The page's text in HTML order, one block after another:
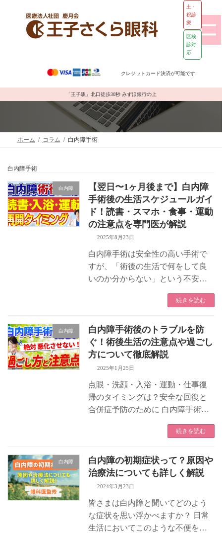
土・
祝診
療
区検
診対
応
クレジットカード決済が可能です
「王子駅」北口徒歩30秒 みずほ銀行の上
コラム
ホーム コラム 白内障手術
白内障手術
白内障
【翌日〜1ヶ月後まで】白内障
手術後の生活スケジュールガイ
ド！読書・スマホ・食事・運動
の注意点を専門医が解説
2025年8月23日
白内障手術は安全性の高い手術で
すが、「術後の生活で何をして良
いのか分からない」という不安を
お持ちの方は多いです。 ここで
は、実際に手術後に多く寄せられ
きるようにポイントをまとめま
す。 目次 […]
続きを読む
白内障
白内障手術後のトラブルを防
ぐ！術後生活の注意点や過ごし
方について徹底解説
2025年1月25日
点眼・洗顔・入浴・運動・仕事復
帰のタイミングは？安全な回復と
合併症予防のために 白内障手術は
有用な治療ですが、眼の組織はデ
症や出血などのリスクを招くこと
がありま […]
続きを読む
白内障
白内障の初期症状って？原因や
治療法についても詳しく解説
2024年3月23日
皆さまは白内障と聞いてどのよう
な症状を思い浮かべますか？ 日常
生活においてこのような不便を感